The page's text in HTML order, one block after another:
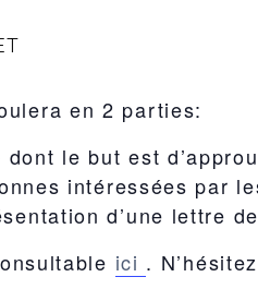
en 2 parties:
dont le but est
intéressées par
d’une lettre
ici .